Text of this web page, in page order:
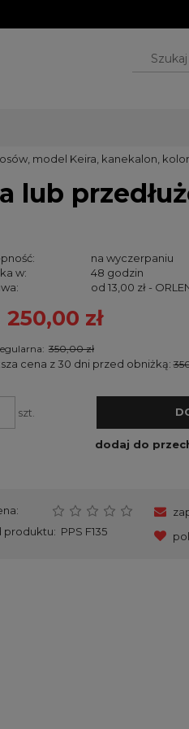
model Keira, kanekalon,
lub
na wyczerpaniu
w:
48 godzin
od 13,00 zł -
Cena nie zawiera
250,00 zł
350,00 zł
cena z 30 dni przed obniżką:
szt.
dodaj do
produktu: PPS F135